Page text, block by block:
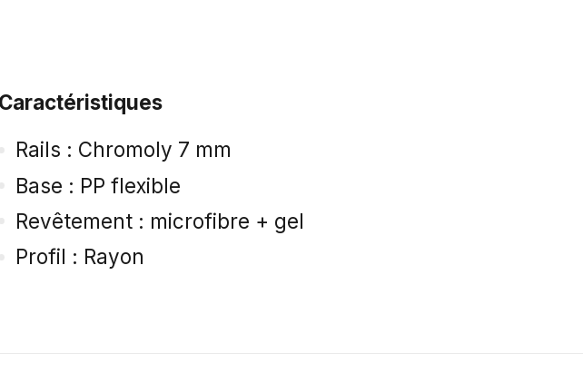
Caractéristiques
Rails : Chromoly 7 mm
Base : PP flexible
Revêtement : microfibre + gel
Profil : Rayon